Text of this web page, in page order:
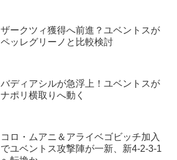
ザークツィ獲得へ前進？ユベントスが
ペッレグリーノと比較検討
バディアシルが急浮上！ユベントスが
ナポリ横取りへ動く
コロ・ムアニ＆アライベゴビッチ加入
でユベントス攻撃陣が一新、新4-2-3-1